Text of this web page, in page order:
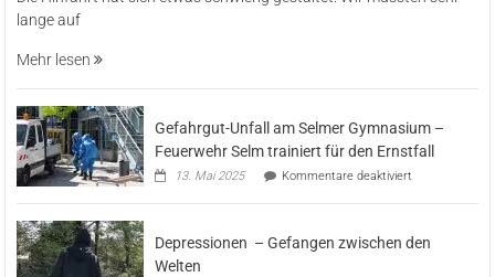
lange auf
Mehr lesen
Gefahrgut-Unfall am Selmer Gymnasium –
Feuerwehr Selm trainiert für den Ernstfall
13. Mai 2025 Kommentare deaktiviert
Unfall
Selmer
Depressionen – Gefangen zwischen den
Welten